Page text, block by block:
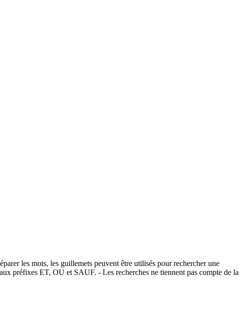
les mots, les guillemets peuvent être utilisés pour rechercher une
préfixes ET, OU et SAUF. - Les recherches ne tiennent pas compte de la